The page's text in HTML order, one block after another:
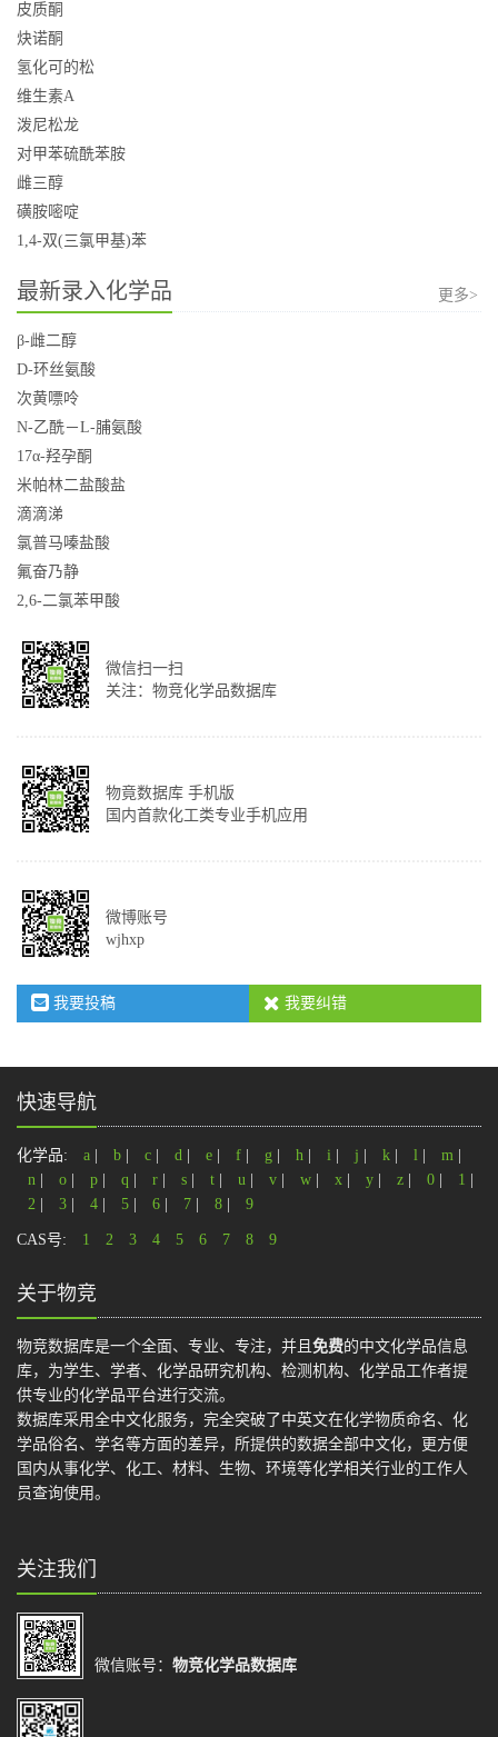
皮质酮
炔诺酮
氢化可的松
维生素A
泼尼松龙
对甲苯硫酰苯胺
雌三醇
磺胺嘧啶
1,4-双(三氯甲基)苯
最新录入化学品 更多>
β-雌二醇
D-环丝氨酸
次黄嘌呤
N-乙酰－L-脯氨酸
17α-羟孕酮
米帕林二盐酸盐
滴滴涕
氯普马嗪盐酸
氟奋乃静
2,6-二氯苯甲酸
微信扫一扫
关注：物竞化学品数据库
物竟数据库 手机版
国内首款化工类专业手机应用
微博账号
wjhxp
我要投稿 我要纠错
快速导航
化学品: a b c d e f g h i j k l m
n
o p q r s t u v w x y z 0 1
2
3 4 5 6 7 8 9
CAS号: 1 2 3 4 5 6 7 8 9
关于物竞
物竞数据库是一个全面、专业、专注，并且 免费的中文化学品信息
库，为学生、学者、化学品研究机构、检测机构、化学品工作者提
供专业的化学品平台进行交流。
数据库采用全中文化服务，完全突破了中英文在化学物质命名、化
学品俗名、学名等方面的差异，所提供的数据全部中文化，更方便
国内从事化学、化工、材料、生物、环境等化学相关行业的工作人
员查询使用。
关注我们
微信账号： 物竞化学品数据库